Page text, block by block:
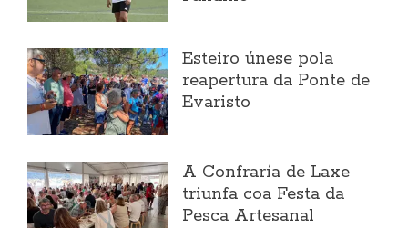
Esteiro únese pola
reapertura da Ponte de
Evaristo
A Confraría de Laxe
triunfa coa Festa da
Pesca Artesanal